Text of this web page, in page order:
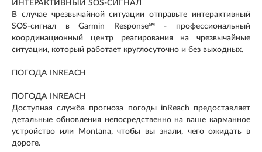
ИНТЕРАКТИВНЫЙ SOS-СИГНАЛ
В случае чрезвычайной ситуации отправьте интерактивный
SOS-сигнал в Garmin Response℠ - профессиональный
координационный центр реагирования на чрезвычайные
ситуации, который работает круглосуточно и без выходных.
ПОГОДА INREACH
ПОГОДА INREACH
Доступная служба прогноза погоды inReach предоставляет
детальные обновления непосредственно на ваше карманное
устройство или Montana, чтобы вы знали, чего ожидать в
дороге.